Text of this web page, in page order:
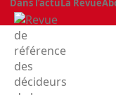
Dans l’actu La Revue